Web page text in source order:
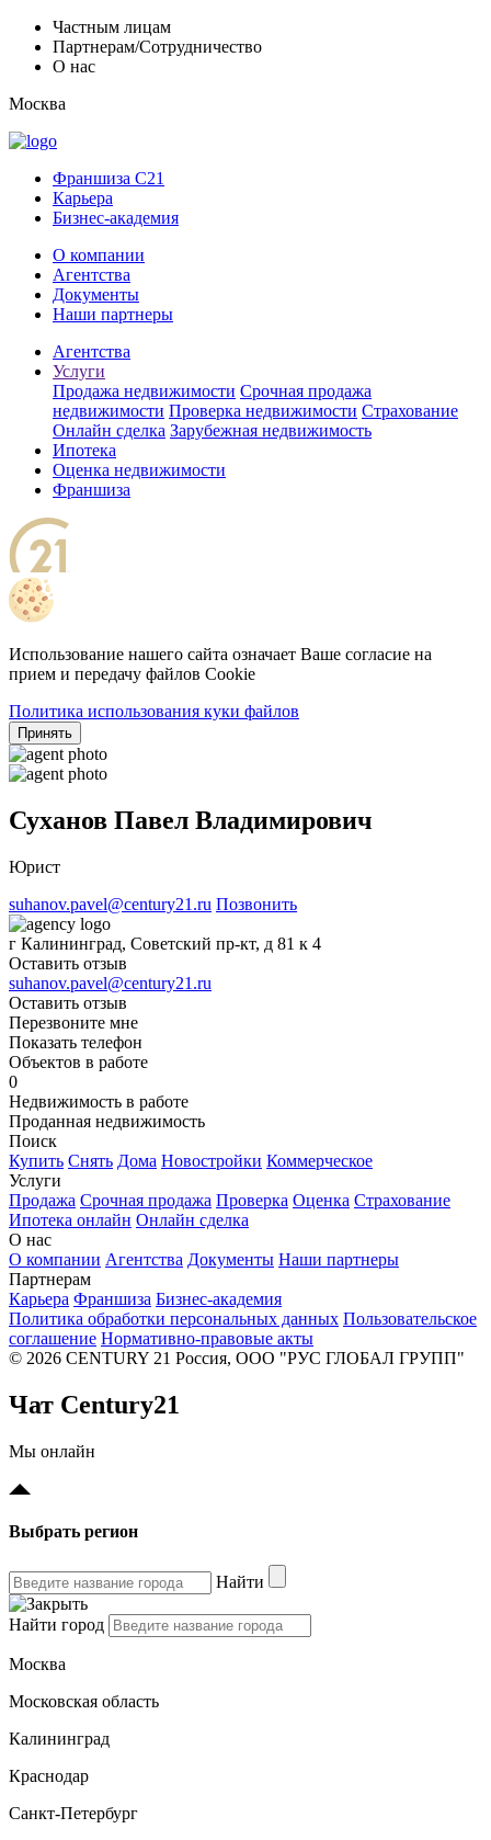
Частным лицам
Партнерам/Сотрудничество
О нас
Москва
Франшиза C21
Карьера
Бизнес-академия
О компании
Агентства
Документы
Наши партнеры
Агентства
Услуги
Продажа недвижимости Срочная продажа
недвижимости Проверка недвижимости Страхование
Онлайн сделка Зарубежная недвижимость
Ипотека
Оценка недвижимости
Франшиза
Использование нашего сайта означает Ваше согласие на
прием и передачу файлов Cookie
Политика использования куки файлов
Принять
Суханов Павел Владимирович
Юрист
suhanov.pavel@century21.ru Позвонить
г Калининград, Советский пр-кт, д 81 к 4
Оставить отзыв
suhanov.pavel@century21.ru
Оставить отзыв
Перезвоните мне
Показать телефон
Объектов в работе
0
Недвижимость в работе
Проданная недвижимость
Поиск
Купить Снять Дома Новостройки Коммерческое
Услуги
Продажа Срочная продажа Проверка Оценка Страхование
Ипотека онлайн Онлайн сделка
О нас
О компании Агентства Документы Наши партнеры
Партнерам
Карьера Франшиза Бизнес-академия
Политика обработки персональных данных Пользовательское
соглашение Нормативно-правовые акты
© 2026 CENTURY 21 Россия, ООО "РУС ГЛОБАЛ ГРУПП"
Чат Century21
Мы онлайн
Выбрать регион
Найти
Найти город
Москва
Московская область
Калининград
Краснодар
Санкт-Петербург